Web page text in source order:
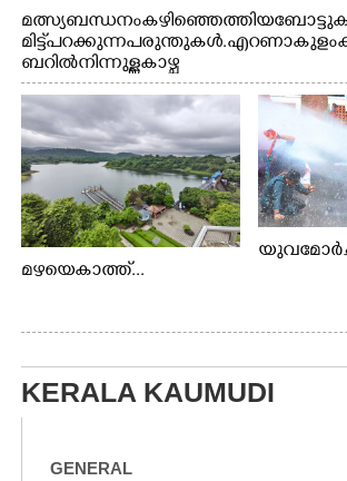
മത്സ്യബന്ധനം കഴിഞ്ഞെത്തിയ
മിട്ട് പറക്കുന്ന പരുന്തുകൾ. എറണാകുളം
ബറിൽ നിന്നുള്ള കാഴ്ച
മഴയെകാത്ത്...
KERALA KAUMUDI
GENERAL